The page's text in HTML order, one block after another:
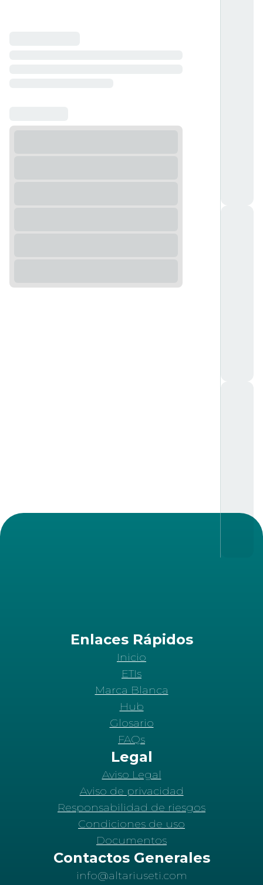
Enlaces Rápidos
Inicio
ETIs
Marca Blanca
Hub
Glosario
FAQs
Legal
Aviso Legal
Aviso de privacidad
Responsabilidad de riesgos
Condiciones de uso
Documentos
Contactos Generales
info@altariuseti.com